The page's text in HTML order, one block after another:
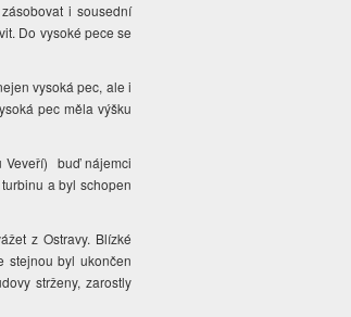
i sousední
Do vysoké pece se
vysoká pec, ale i
pec měla výšku
Veveří) buď nájemci
a byl schopen
z Ostravy. Blízké
stejnou byl ukončen
strženy, zarostly